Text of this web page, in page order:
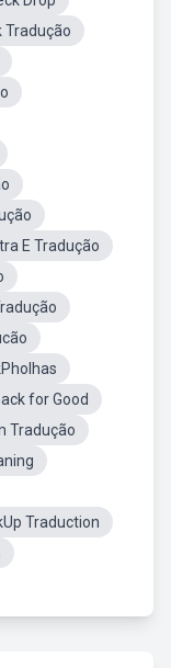
Tradução
E Tradução
for Good
Tradução
Traduction